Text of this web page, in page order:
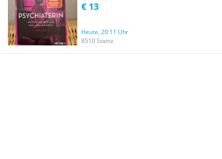
€ 13
Heute, 20:11 Uhr
8510 Stainz